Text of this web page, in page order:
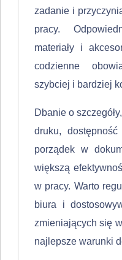
zadanie i
pracy.
materiały i
codzienne
szybciej i bardziej
Dbanie o
druku,
porządek w
większą
w pracy. Warto
biura i
zmieniających się
najlepsze warunki